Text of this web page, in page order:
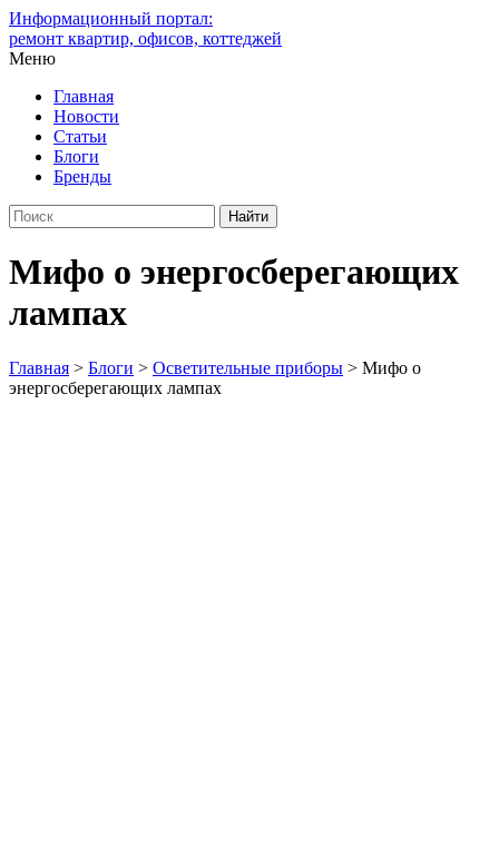
Информационный портал:
ремонт квартир, офисов, коттеджей
Меню
Главная
Новости
Статьи
Блоги
Бренды
Мифо о энергосберегающих
лампах
Главная > Блоги > Осветительные приборы > Мифо о
энергосберегающих лампах